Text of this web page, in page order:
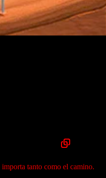
tanto como el camino.